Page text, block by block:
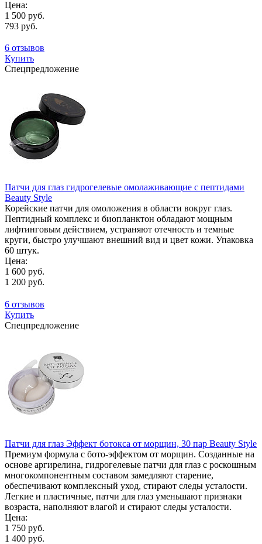
Цена:
1 500 руб.
793 руб.
6 отзывов
Купить
Спецпредложение
Патчи для глаз гидрогелевые омолаживающие с пептидами
Beauty Style
Корейские патчи для омоложения в области вокруг глаз.
Пептидный комплекс и биопланктон обладают мощным
лифтинговым действием, устраняют отечность и темные
круги, быстро улучшают внешний вид и цвет кожи. Упаковка
60 штук.
Цена:
1 600 руб.
1 200 руб.
6 отзывов
Купить
Спецпредложение
Патчи для глаз Эффект ботокса от морщин, 30 пар Beauty Style
Премиум формула с бото-эффектом от морщин. Созданные на
основе аргирелина, гидрогелевые патчи для глаз с роскошным
многокомпонентным составом замедляют старение,
обеспечивают комплексный уход, стирают следы усталости.
Легкие и пластичные, патчи для глаз уменьшают признаки
возраста, наполняют влагой и стирают следы усталости.
Цена:
1 750 руб.
1 400 руб.